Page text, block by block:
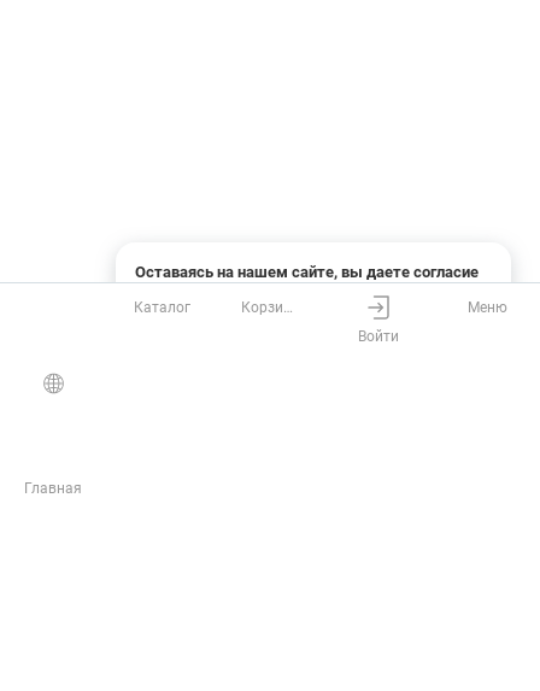
Оставаясь на нашем сайте, вы даете согласие
на использование файлов cookies и сбор данных
системами веб-аналитики
Главная
Каталог
Корзина
Войти
Меню